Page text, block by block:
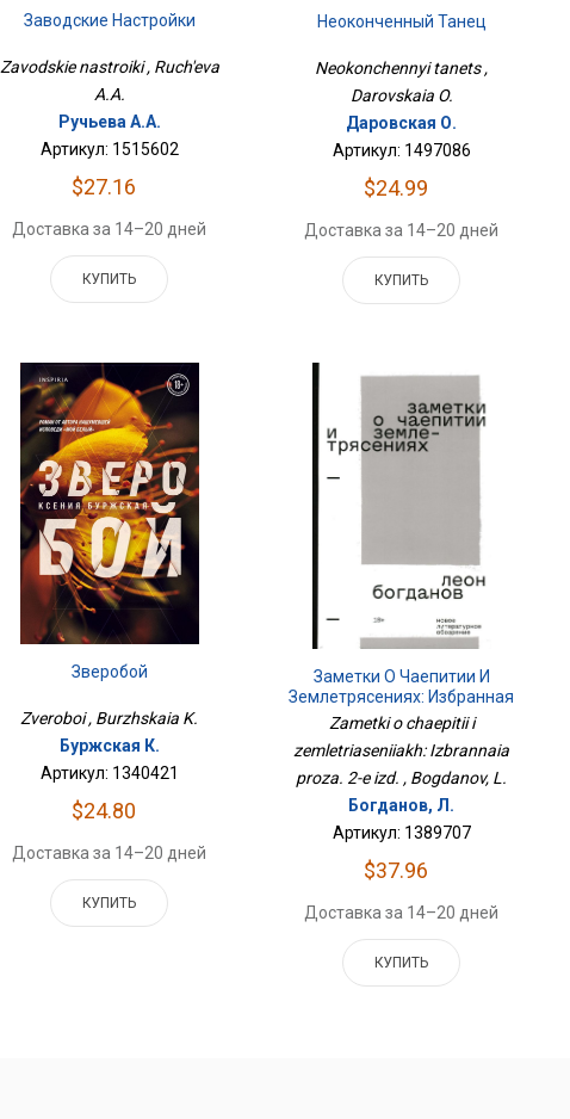
Заводские Настройки
Zavodskie nastroiki , Ruch'eva
A.A.
Ручьева А.А.
Артикул: 1515602
$27.16
Доставка за 14–20 дней
КУПИТЬ
Неоконченный Танец
Neokonchennyi tanets ,
Darovskaia O.
Даровская О.
Артикул: 1497086
$24.99
Доставка за 14–20 дней
КУПИТЬ
Зверобой
Zveroboi , Burzhskaia K.
Буржская К.
Артикул: 1340421
$24.80
Доставка за 14–20 дней
КУПИТЬ
Заметки О Чаепитии И
Землетрясениях: Избранная
Проза. 2-Е Изд.
Zametki o chaepitii i
zemletriaseniiakh: Izbrannaia
proza. 2-e izd. , Bogdanov, L.
Богданов, Л.
Артикул: 1389707
$37.96
Доставка за 14–20 дней
КУПИТЬ